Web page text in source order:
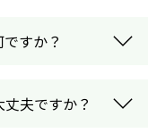
すか？
夫ですか？